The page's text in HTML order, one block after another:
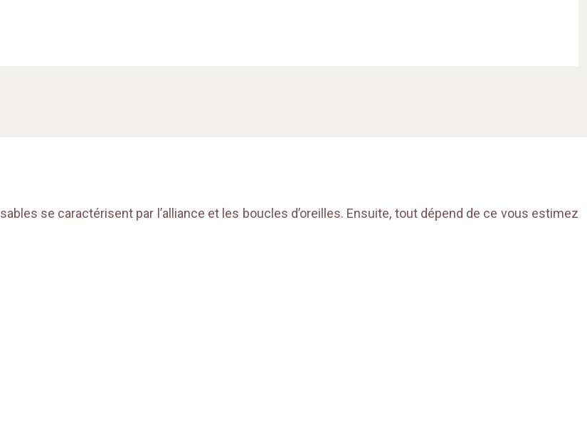
se caractérisent par l’alliance et les boucles d’oreilles. Ensuite, tout dépend de ce vous estimez